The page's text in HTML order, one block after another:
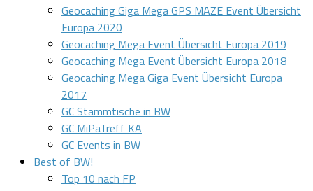
Geocaching Giga Mega GPS MAZE Event Übersicht
Europa 2020
Geocaching Mega Event Übersicht Europa 2019
Geocaching Mega Event Übersicht Europa 2018
Geocaching Mega Giga Event Übersicht Europa
2017
GC Stammtische in BW
GC MiPaTreff KA
GC Events in BW
Best of BW!
Top 10 nach FP